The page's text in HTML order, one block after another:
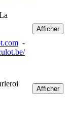
-
Afficher
Afficher